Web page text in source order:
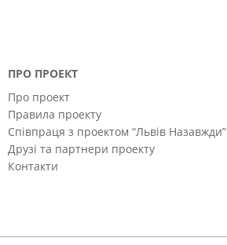
ПРО ПРОЕКТ
Про проект
Правила проекту
Співпраця з проектом “Львів Назавжди”
Друзі та партнери проекту
Контакти